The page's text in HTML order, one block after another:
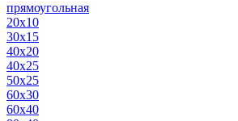
прямоугольная
20х10
30х15
40х20
40х25
50х25
60х30
60х40